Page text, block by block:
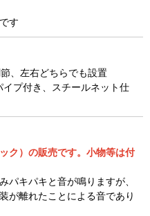
す
、左右どちらでも設置
プ付き、スチールネット仕
ク）の販売です。小物等は付
パキパキと音が鳴りますが、
が離れたことによる音であり